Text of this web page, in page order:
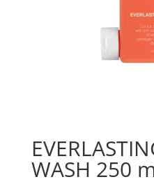
WASH 250